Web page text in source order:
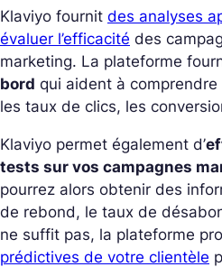
Klaviyo fournit des analyses
évaluer l’efficacité des
marketing. La plateforme
bord qui aident à comprendre
les taux de clics, les
Klaviyo permet également d’
tests sur vos campagnes
pourrez alors obtenir des
de rebond, le taux de
ne suffit pas, la plateforme
prédictives de votre clientèle